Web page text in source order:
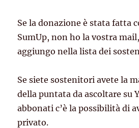
Se la donazione è stata fatta
SumUp, non ho la vostra
aggiungo nella lista dei
Se siete sostenitori avete la
della puntata da ascoltare su
abbonati c’è la possibilità di
privato.